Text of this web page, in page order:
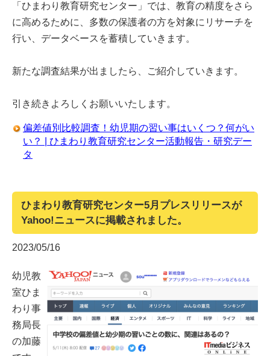
「ひまわり教育研究センター」では、教育の精度をさら
に高めるために、多数の保護者の方を対象にリサーチを
行い、データベースを蓄積していきます。
新たな調査結果が出ましたら、ご紹介していきます。
引き続きよろしくお願いいたします。
偏差値別比較調査！幼児期の習い事はいくつ？何がい
い？ | ひまわり教育研究センター活動報告・研究デー
タ
ひまわり教育研究センター5月プレスリリースが
Yahoo!ニュースに掲載されました。
2023/05/16
幼児教
室ひま
わり事
務局長
の加藤